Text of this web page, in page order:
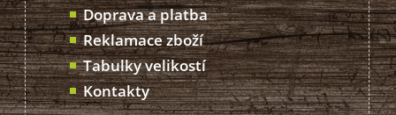
Doprava a platba
Reklamace zboží
Tabulky velikostí
Kontakty